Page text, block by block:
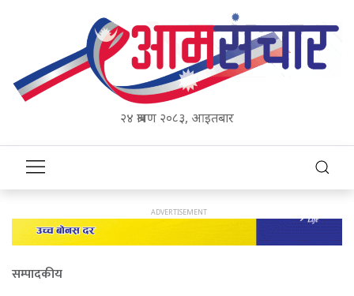
२४ श्रावण २०८३, आइतबार
सम्पादकीय